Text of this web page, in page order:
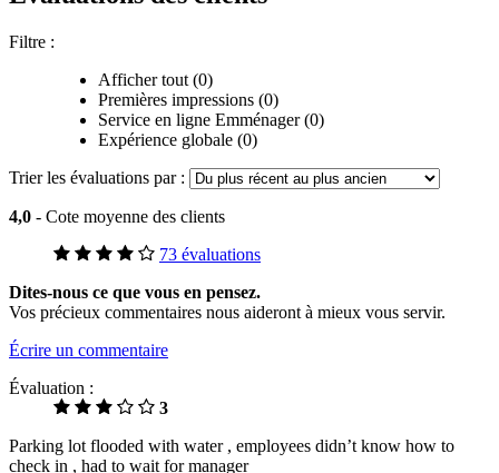
Filtre :
Afficher tout (0)
Premières impressions (0)
Service en ligne Emménager (0)
Expérience globale (0)
Trier les évaluations par :
4,0 - Cote moyenne des clients
73 évaluations
Dites-nous ce que vous en pensez.
Vos précieux commentaires nous aideront à mieux vous servir.
Écrire un commentaire
Évaluation :
3
Parking lot flooded with water , employees didn’t know how to
check in , had to wait for manager